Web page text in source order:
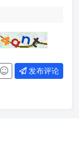
发布评论